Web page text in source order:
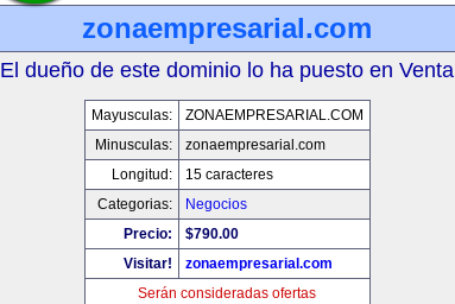
zonaempresarial.com
El dueño de este dominio lo ha puesto en Venta
Mayusculas:
ZONAEMPRESARIAL.COM
Minusculas:
zonaempresarial.com
Longitud:
15 caracteres
Categorias:
Negocios
Precio:
$790.00
Visitar!
zonaempresarial.com
Serán consideradas ofertas